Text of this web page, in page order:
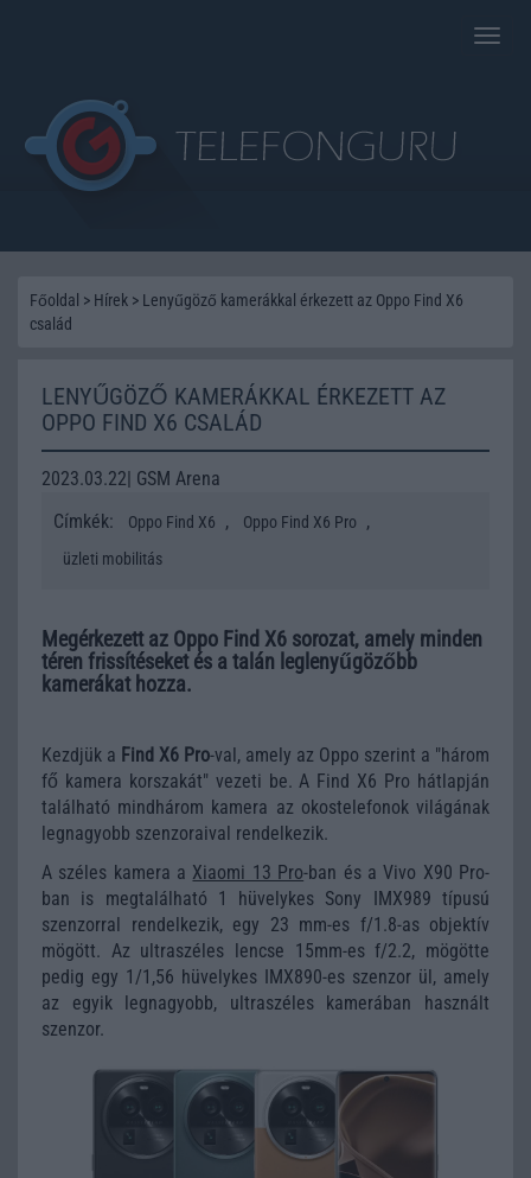
Toggle
Főoldal > Hírek > Lenyűgöző kamerákkal érkezett az Oppo Find X6
család
LENYŰGÖZŐ KAMERÁKKAL ÉRKEZETT AZ
OPPO FIND X6 CSALÁD
2023.03.22| GSM Arena
Címkék:
Oppo Find X6 , Oppo Find X6 Pro ,
üzleti mobilitás
Megérkezett az Oppo Find X6 sorozat, amely minden
téren frissítéseket és a talán leglenyűgözőbb
kamerákat hozza.
Kezdjük a Find X6 Pro-val, amely az Oppo szerint a "három
fő kamera korszakát" vezeti be. A Find X6 Pro hátlapján
található mindhárom kamera az okostelefonok világának
legnagyobb szenzoraival rendelkezik.
A széles kamera a Xiaomi 13 Pro-ban és a Vivo X90 Pro-
ban is megtalálható 1 hüvelykes Sony IMX989 típusú
szenzorral rendelkezik, egy 23 mm-es f/1.8-as objektív
mögött. Az ultraszéles lencse 15mm-es f/2.2, mögötte
pedig egy 1/1,56 hüvelykes IMX890-es szenzor ül, amely
az egyik legnagyobb, ultraszéles kamerában használt
szenzor.